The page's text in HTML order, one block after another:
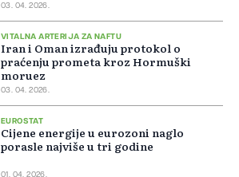
03. 04. 2026.
VITALNA ARTERIJA ZA NAFTU
Iran i Oman izrađuju protokol o
praćenju prometa kroz Hormuški
moruez
03. 04. 2026.
EUROSTAT
Cijene energije u eurozoni naglo
porasle najviše u tri godine
01. 04. 2026.